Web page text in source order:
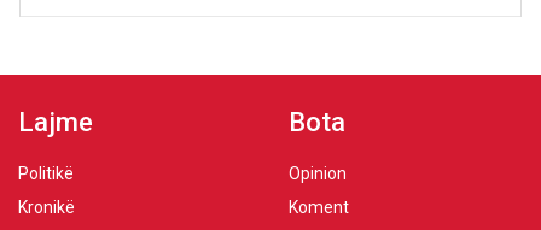
Lajme
Politikë
Kronikë
Bota
Opinion
Koment